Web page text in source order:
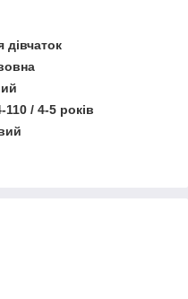
дівчаток
110 / 4-5 років